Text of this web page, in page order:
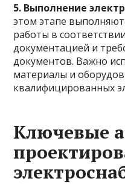
5. Выполнение
этом этапе
работы в
документацией и
документов. Важно
материалы и
квалифицированных
Ключевые